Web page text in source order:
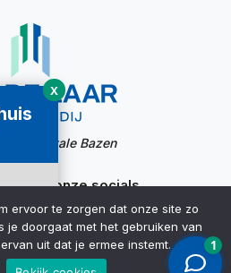
X
Digitale Bazen
via onze socials
ervoor te zorgen dat onze site zo
je doorgaat met het gebruiken van
uit dat je ermee instemt.